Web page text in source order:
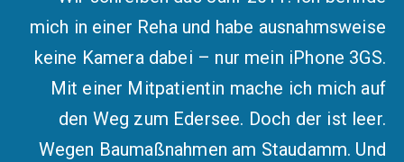
mich in einer Reha und habe ausnahmsweise
keine Kamera dabei – nur mein iPhone 3GS.
Mit einer Mitpatientin mache ich mich auf
den Weg zum Edersee. Doch der ist leer.
Wegen Baumaßnahmen am Staudamm. Und